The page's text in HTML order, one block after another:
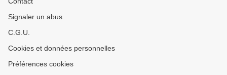
Signaler un abus
C.G.U.
Cookies et données personnelles
Préférences cookies